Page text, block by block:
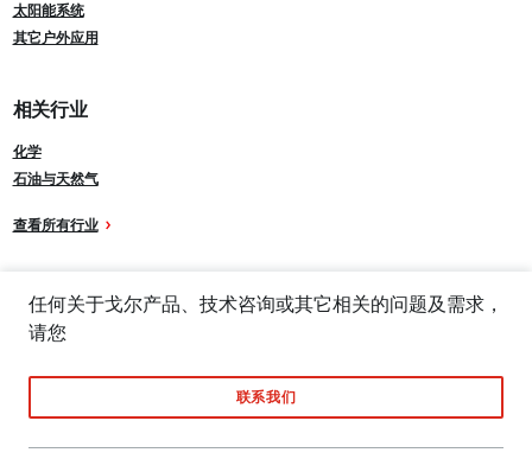
太阳能系统
其它户外应用
相关行业
化学
石油与天然气
查看所有行业
任何关于戈尔产品、技术咨询或其它相关的问题及需求，
请您
联系我们